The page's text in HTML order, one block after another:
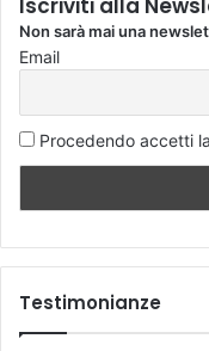
Iscriviti alla
Non sarà mai una
Email
Procedendo accetti
Testimonianze